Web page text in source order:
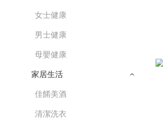
女士健康
男士健康
母嬰健康
家居生活
佳餚美酒
清潔洗衣